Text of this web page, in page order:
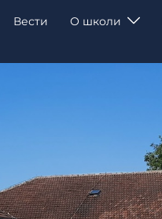
Вести О школи